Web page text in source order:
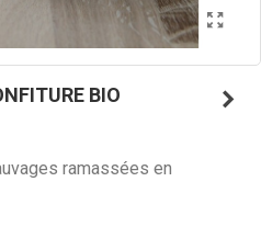
BIO
ramassées en